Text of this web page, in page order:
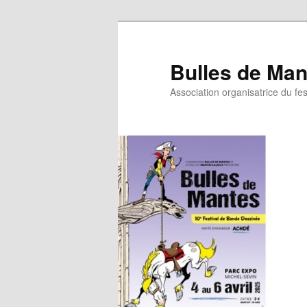
Bulles de
Association organisatrice du